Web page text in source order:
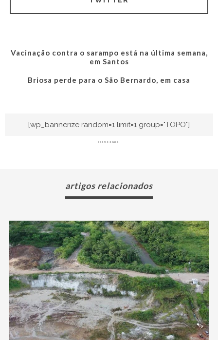
Vacinação contra o sarampo está na última semana,
em Santos
Briosa perde para o São Bernardo, em casa
[wp_bannerize random=1 limit=1 group="TOPO"]
PUBLICIDADE
artigos relacionados